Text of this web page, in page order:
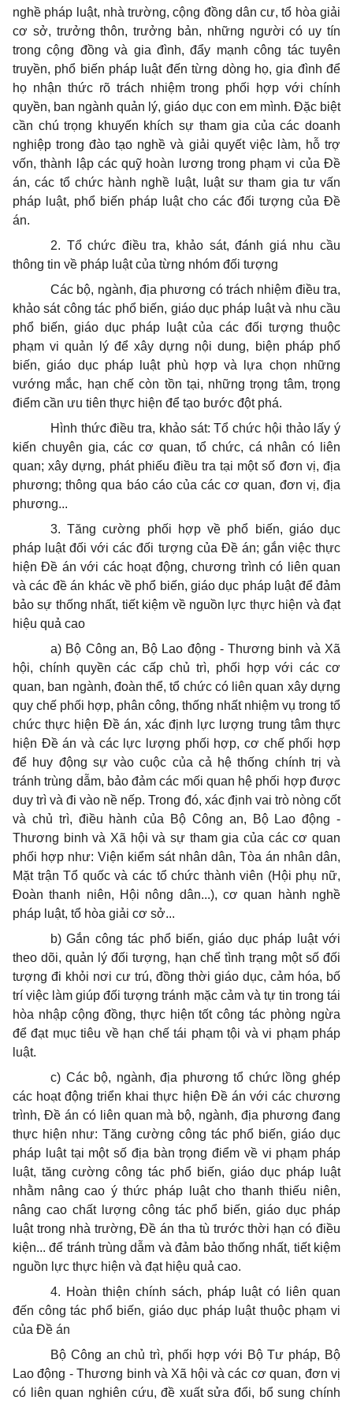
nghề pháp luật, nhà trường, cộng đồng dân cư, tổ hòa giải
cơ sở, trưởng thôn, trưởng bản, những người có uy tín
trong cộng đồng và gia đình, đẩy mạnh công tác tuyên
truyền, phổ biến pháp luật đến từng dòng họ, gia đình để
họ nhận thức rõ trách nhiệm trong phối hợp với chính
quyền, ban ngành quản lý, giáo dục con em mình. Đặc biệt
cần chú trọng khuyến khích sự tham gia của các doanh
nghiệp trong đào tạo nghề và giải quyết việc làm, hỗ trợ
vốn, thành lập các quỹ hoàn lương trong phạm vi của Đề
án, các tổ chức hành nghề luật, luật sư tham gia tư vấn
pháp luật, phổ biến pháp luật cho các đối tượng của Đề
án.
2. Tổ chức điều tra, khảo sát, đánh giá nhu cầu
thông tin về pháp luật của từng nhóm đối tượng
Các bộ, ngành, địa phương có trách nhiệm điều tra,
khảo sát công tác phổ biến, giáo dục pháp luật và nhu cầu
phổ biến, giáo dục pháp luật của các đối tượng thuộc
phạm vi quản lý để xây dựng nội dung, biện pháp phổ
biến, giáo dục pháp luật phù hợp và lựa chọn những
vướng mắc, hạn chế còn tồn tại, những trọng tâm, trọng
điểm cần ưu tiên thực hiện để tạo bước đột phá.
Hình thức điều tra, khảo sát: Tổ chức hội thảo lấy ý
kiến chuyên gia, các cơ quan, tổ chức, cá nhân có liên
quan; xây dựng, phát phiếu điều tra tại một số đơn vị, địa
phương; thông qua báo cáo của các cơ quan, đơn vị, địa
phương...
3. Tăng cường phối hợp về phổ biến, giáo dục
pháp luật đối với các đối tượng của Đề án; gắn việc thực
hiện Đề án với các hoạt động, chương trình có liên quan
và các đề án khác về phổ biến, giáo dục pháp luật để đảm
bảo sự thống nhất, tiết kiệm về nguồn lực thực hiện và đạt
hiệu quả cao
a) Bộ Công an, Bộ Lao động - Thương binh và Xã
hội, chính quyền các cấp chủ trì, phối hợp với các cơ
quan, ban ngành, đoàn thể, tổ chức có liên quan xây dựng
quy chế phối hợp, phân công, thống nhất nhiệm vụ trong tổ
chức thực hiện Đề án, xác định lực lượng trung tâm thực
hiện Đề án và các lực lượng phối hợp, cơ chế phối hợp
để huy động sự vào cuộc của cả hệ thống chính trị và
tránh trùng dẫm, bảo đảm các mối quan hệ phối hợp được
duy trì và đi vào nề nếp. Trong đó, xác định vai trò nòng cốt
và chủ trì, điều hành của Bộ Công an, Bộ Lao động -
Thương binh và Xã hội và sự tham gia của các cơ quan
phối hợp như: Viện kiểm sát nhân dân, Tòa án nhân dân,
Mặt trận Tổ quốc và các tổ chức thành viên (Hội phụ nữ,
Đoàn thanh niên, Hội nông dân...), cơ quan hành nghề
pháp luật, tổ hòa giải cơ sở...
b) Gắn công tác phổ biến, giáo dục pháp luật với
theo dõi, quản lý đối tượng, hạn chế tình trạng một số đối
tượng đi khỏi nơi cư trú, đồng thời giáo dục, cảm hóa, bố
trí việc làm giúp đối tượng tránh mặc cảm và tự tin trong tái
hòa nhập cộng đồng, thực hiện tốt công tác phòng ngừa
để đạt mục tiêu về hạn chế tái phạm tội và vi phạm pháp
luật.
c) Các bộ, ngành, địa phương tổ chức lồng ghép
các hoạt động triển khai thực hiện Đề án với các chương
trình, Đề án có liên quan mà bộ, ngành, địa phương đang
thực hiện như: Tăng cường công tác phổ biến, giáo dục
pháp luật tại một số địa bàn trọng điểm về vi phạm pháp
luật, tăng cường công tác phổ biến, giáo dục pháp luật
nhằm nâng cao ý thức pháp luật cho thanh thiếu niên,
nâng cao chất lượng công tác phổ biến, giáo dục pháp
luật trong nhà trường, Đề án tha tù trước thời hạn có điều
kiện... để tránh trùng dẫm và đảm bảo thống nhất, tiết kiệm
nguồn lực thực hiện và đạt hiệu quả cao.
4. Hoàn thiện chính sách, pháp luật có liên quan
đến công tác phổ biến, giáo dục pháp luật thuộc phạm vi
của Đề án
Bộ Công an chủ trì, phối hợp với Bộ Tư pháp, Bộ
Lao động - Thương binh và Xã hội và các cơ quan, đơn vị
có liên quan nghiên cứu, đề xuất sửa đổi, bổ sung chính